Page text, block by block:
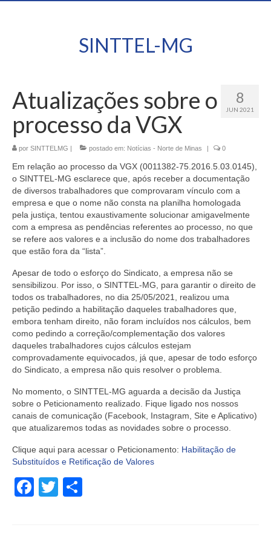
SINTTEL-MG
8
JUN 2021
Atualizações sobre o
processo da VGX
por SINTTELMG | postado em: Notícias - Norte de Minas | 0
Em relação ao processo da VGX (0011382-75.2016.5.03.0145)
o SINTTEL-MG esclarece que, após receber a documentação
de diversos trabalhadores que comprovaram vínculo com a
empresa e que o nome não consta na planilha homologada
pela justiça, tentou exaustivamente solucionar amigavelmente
com a empresa as pendências referentes ao processo, no que
se refere aos valores e a inclusão do nome dos trabalhadores
que estão fora da “lista”.
Apesar de todo o esforço do Sindicato, a empresa não se
sensibilizou. Por isso, o SINTTEL-MG, para garantir o direito de
todos os trabalhadores, no dia 25/05/2021
, realizou uma
petição pedindo a habilitação daqueles trabalhadores que,
embora tenham direito, não foram incluídos nos cálculos, bem
como pedindo a correção/complementação dos valores
daqueles trabalhadores cujos cálculos estejam
comprovadamente equivocados, já que, apesar de todo esforço
do Sindicato, a empresa não quis resolver o problema.
No momento, o SINTTEL-MG aguarda a decisão da Justiça
sobre o Peticionamento realizado. Fique ligado nos nossos
canais de comunicação (Facebook, Instagram, Site e Aplicativo)
que atualizaremos todas as novidades sobre o processo.
Clique aqui para acessar o Peticionamento: Habilitação de
Substituídos e Retificação de Valores
Facebook
Twitter